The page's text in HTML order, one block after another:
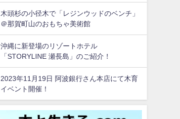
木頭杉の小径木で「レジンウッドのベンチ」
＠那賀町山のおもちゃ美術館
沖縄に新登場のリゾートホテル
「STORYLINE 瀬長島」のご紹介！
2023年11月19日 阿波銀行さん本店にて木育
イベント開催！